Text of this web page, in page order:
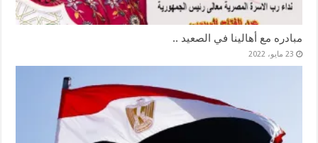
مبادره مع أهالينا في الصعيد ..
23 مايو، 2022